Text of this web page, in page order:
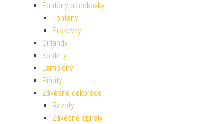
Fontány a prskavky
Fontány
Prskavky
Girlandy
Konfety
Lampiony
Piňaty
Závěsné dekorace
Rozety
Závěsné spirály